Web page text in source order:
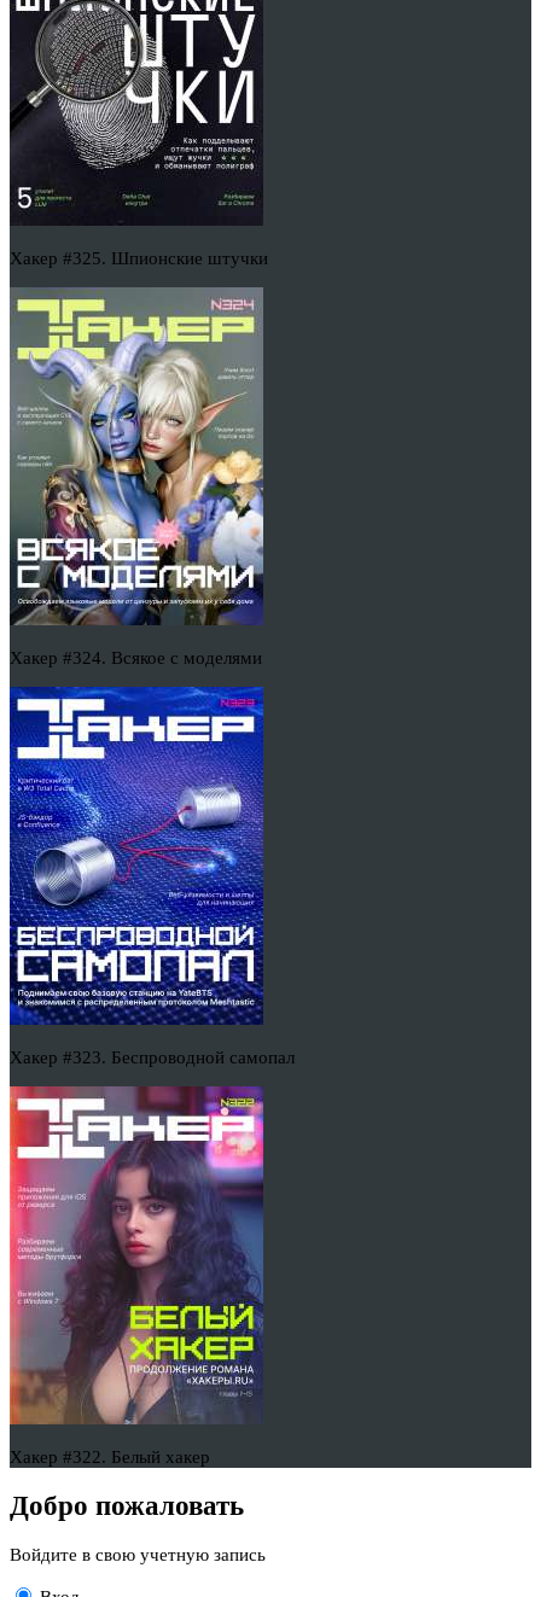
Хакер #325. Шпионские штучки
Хакер #324. Всякое с моделями
Хакер #323. Беспроводной самопал
Хакер #322. Белый хакер
Добро пожаловать
Войдите в свою учетную запись